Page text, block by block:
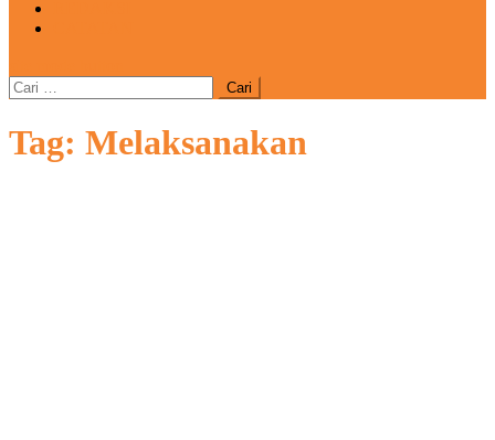
Cari
untuk:
Tag: Melaksanakan